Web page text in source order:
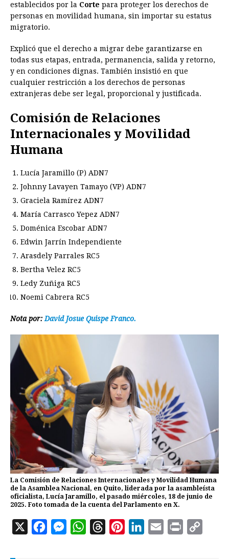
establecidos por la Corte para proteger los derechos de
personas en movilidad humana, sin importar su estatus
migratorio.
Explicó que el derecho a migrar debe garantizarse en
todas sus etapas, entrada, permanencia, salida y retorno,
y en condiciones dignas. También insistió en que
cualquier restricción a los derechos de personas
extranjeras debe ser legal, proporcional y justificada.
Comisión de Relaciones
Internacionales y Movilidad
Humana
Lucía Jaramillo (P) ADN7
Johnny Lavayen Tamayo (VP) ADN7
Graciela Ramírez ADN7
María Carrasco Yepez ADN7
Doménica Escobar ADN7
Edwin Jarrín Independiente
Arasdely Parrales RC5
Bertha Velez RC5
Ledy Zuñiga RC5
Noemi Cabrera RC5
Nota por:David Josue Quispe Franco.
La Comisión de Relaciones Internacionales y Movilidad Humana
de la Asamblea Nacional, en Quito, liderada por la asambleísta
oficialista, Lucía Jaramillo, el pasado miércoles, 18 de junio de
2025. Foto tomada de la cuenta del Parlamento en X.
X
M
W